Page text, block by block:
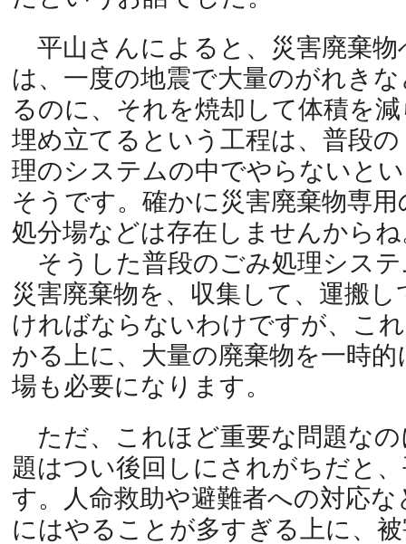
平山さんによると、災害廃棄物
は、一度の地震で大量のがれき
るのに、それを焼却して体積を
埋め立てるという工程は、普段
理のシステムの中でやらないと
そうです。確かに災害廃棄物専
処分場などは存在しませんから
そうした普段のごみ処理シス
災害廃棄物を、収集して、運搬
ければならないわけですが、こ
かる上に、大量の廃棄物を一時
場も必要になります。
ただ、これほど重要な問題なの
題はつい後回しにされがちだと
す。人命救助や避難者への対応
にはやることが多すぎる上に、